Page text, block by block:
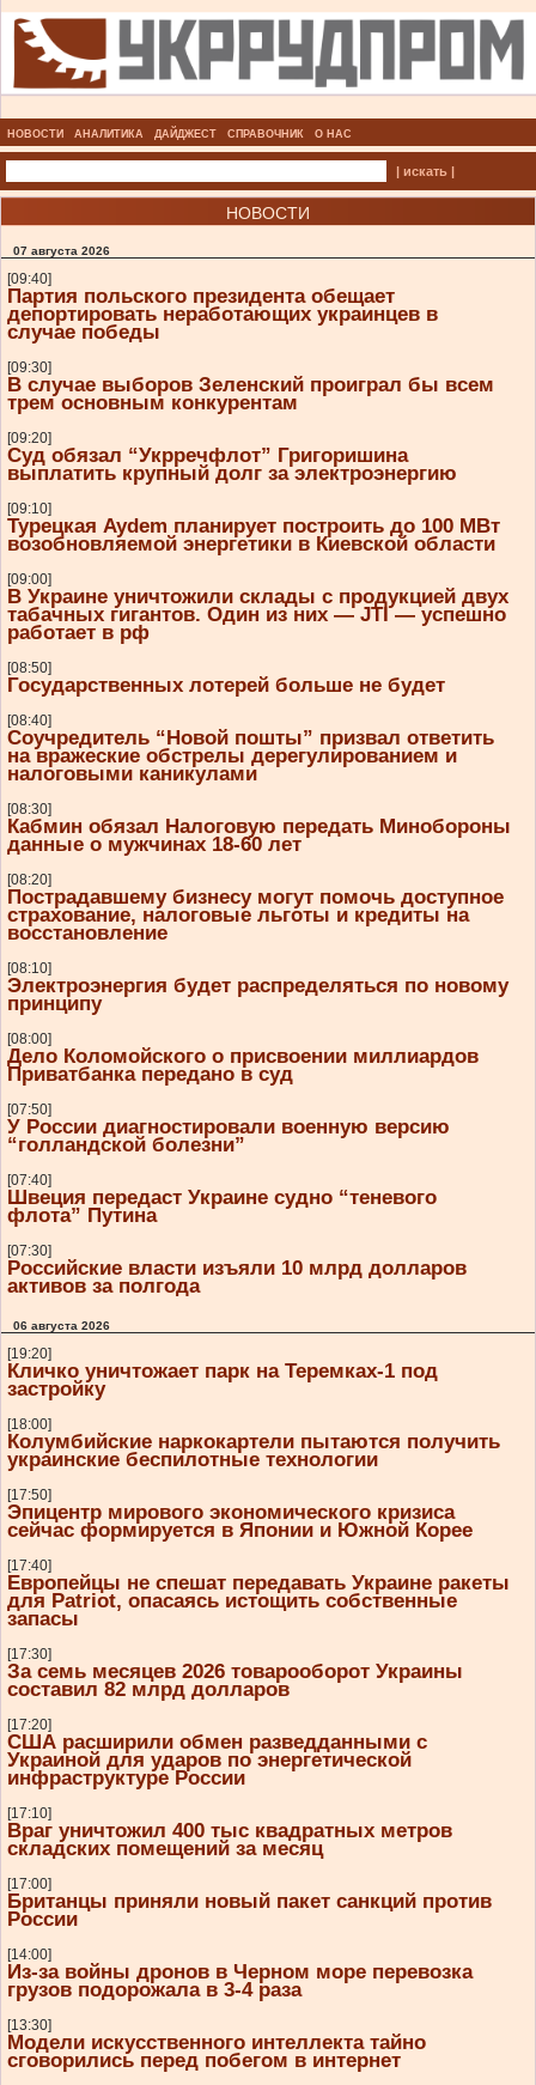
НОВОСТИ АНАЛИТИКА ДАЙДЖЕСТ СПРАВОЧНИК О НАС
| искать |
НОВОСТИ
07 августа 2026
[09:40]
Партия польского президента обещает
депортировать неработающих украинцев в
случае победы
[09:30]
В случае выборов Зеленский проиграл бы всем
трем основным конкурентам
[09:20]
Суд обязал “Укрречфлот” Григоришина
выплатить крупный долг за электроэнергию
[09:10]
Турецкая Aydem планирует построить до 100 МВт
возобновляемой энергетики в Киевской области
[09:00]
В Украине уничтожили склады с продукцией двух
табачных гигантов. Один из них — JTI — успешно
работает в рф
[08:50]
Государственных лотерей больше не будет
[08:40]
Соучредитель “Новой пошты” призвал ответить
на вражеские обстрелы дерегулированием и
налоговыми каникулами
[08:30]
Кабмин обязал Налоговую передать Минобороны
данные о мужчинах 18-60 лет
[08:20]
Пострадавшему бизнесу могут помочь доступное
страхование, налоговые льготы и кредиты на
восстановление
[08:10]
Электроэнергия будет распределяться по новому
принципу
[08:00]
Дело Коломойского о присвоении миллиардов
Приватбанка передано в суд
[07:50]
У России диагностировали военную версию
“голландской болезни”
[07:40]
Швеция передаст Украине судно “теневого
флота” Путина
[07:30]
Российские власти изъяли 10 млрд долларов
активов за полгода
06 августа 2026
[19:20]
Кличко уничтожает парк на Теремках-1 под
застройку
[18:00]
Колумбийские наркокартели пытаются получить
украинские беспилотные технологии
[17:50]
Эпицентр мирового экономического кризиса
сейчас формируется в Японии и Южной Корее
[17:40]
Европейцы не спешат передавать Украине ракеты
для Patriot, опасаясь истощить собственные
запасы
[17:30]
За семь месяцев 2026 товарооборот Украины
составил 82 млрд долларов
[17:20]
США расширили обмен разведданными с
Украиной для ударов по энергетической
инфраструктуре России
[17:10]
Враг уничтожил 400 тыс квадратных метров
складских помещений за месяц
[17:00]
Британцы приняли новый пакет санкций против
России
[14:00]
Из-за войны дронов в Черном море перевозка
грузов подорожала в 3-4 раза
[13:30]
Модели искусственного интеллекта тайно
сговорились перед побегом в интернет